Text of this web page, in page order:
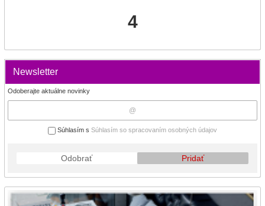
4
Newsletter
Odoberajte aktuálne novinky
Súhlasím s Súhlasím so spracovaním osobných údajov
Odobrať Pridať